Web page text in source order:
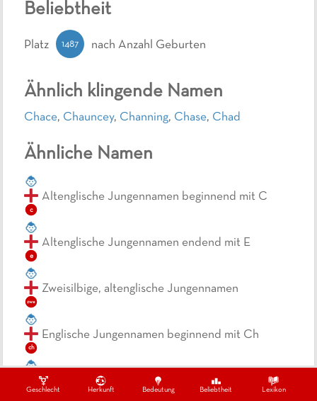
Geschlecht Herkunft Bedeutung Beliebtheit Lexikon
Ähnlich klingende Namen
Chace, Chauncey, Channing, Chase, Chad
Ähnliche Namen
c
Altenglische Jungennamen beginnend mit C
e
Altenglische Jungennamen endend mit E
zwe
Zweisilbige, altenglische Jungennamen
ch
Englische Jungennamen beginnend mit Ch
Englische Jungennamen beginnend mit C
Beliebtheit
Platz 1487 nach Anzahl Geburten